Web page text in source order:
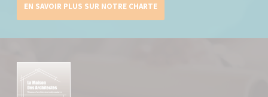
EN SAVOIR PLUS SUR NOTRE CHARTE